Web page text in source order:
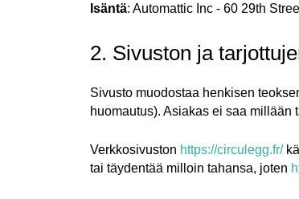
Isäntä: Automattic Inc - 60 29th
2. Sivuston ja
Sivusto muodostaa henkisen
huomautus). Asiakas ei saa
Verkkosivuston https://circulegg.fr/
tai täydentää milloin tahansa, joten